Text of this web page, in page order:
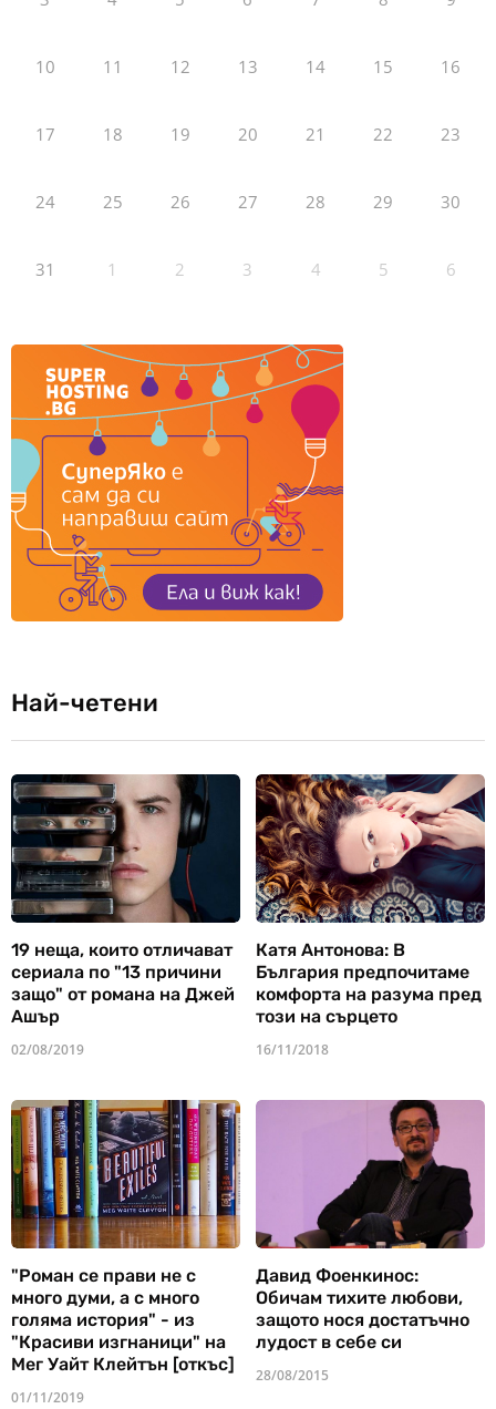
10 11 12 13 14 15 16
17 18 19 20 21 22 23
24 25 26 27 28 29 30
31 1 2 3 4 5 6
Най-четени
19 неща, които отличават
сериала по "13 причини
защо" от романа на Джей
Ашър
02/08/2019
Катя Антонова: В
България предпочитаме
комфорта на разума пред
този на сърцето
16/11/2018
"Роман се прави не с
много думи, а с много
голяма история" - из
"Красиви изгнаници" на
Мег Уайт Клейтън [откъс]
01/11/2019
Давид Фоенкинос:
Обичам тихите любови,
защото нося достатъчно
лудост в себе си
28/08/2015